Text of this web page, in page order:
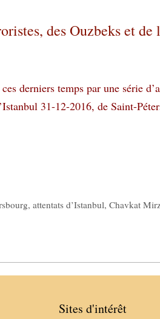
des Ouzbeks et de
derniers temps par une série
31-12-2016, de Saint-
,attentats d’Istanbul,Chavkat
Sites d'intérêt